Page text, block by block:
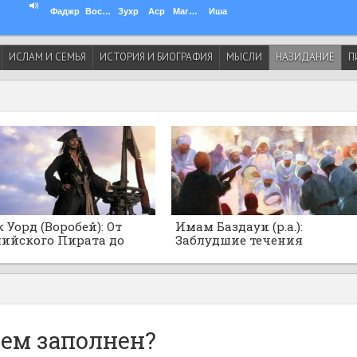
Фаджр Восход Зухр Аср Магриб Иша
ИСЛАМ И СЕМЬЯ ИСТОРИЯ И БИОГРАФИЯ МЫСЛИ НАЗИДАНИЕ
Уорд (Воробей): От
Пирата до
рейса
Имам Баздауи (р.а.):
Заблудшие течения
заполнен?